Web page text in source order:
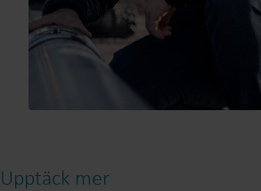
Upptäck mer